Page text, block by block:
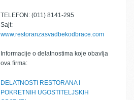
TELEFON: (011) 8141-295
Sajt:
www.restoranzasvadbekodbrace.com
Informacije o delatnostima koje obavlja
ova firma:
DELATNOSTI RESTORANA I
POKRETNIH UGOSTITELJSKIH